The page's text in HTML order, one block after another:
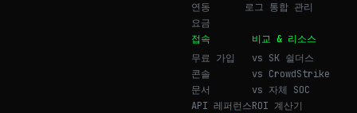
연동
요금
로그 통합 관리
접속
무료 가입
콘솔
문서
API 레퍼런스
비교 & 리소스
vs SK 쉴더스
vs CrowdStrike
vs 자체 SOC
ROI 계산기